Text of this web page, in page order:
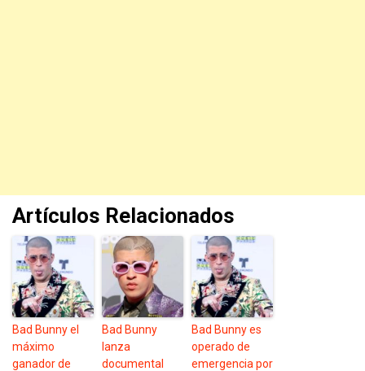
Artículos Relacionados
Bad Bunny el
máximo
ganador de
Bad Bunny
lanza
documental
Bad Bunny es
operado de
emergencia por